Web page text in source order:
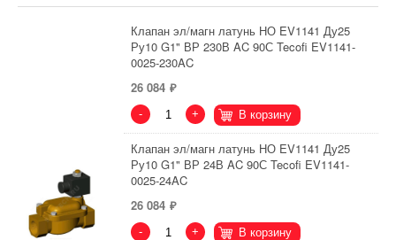
Клапан эл/магн латунь НО EV1141 Ду25
Ру10 G1" ВР 230В AC 90С Tecofi EV1141-
0025-230AC
26 084
- + В корзину
Клапан эл/магн латунь НО EV1141 Ду25
Ру10 G1" ВР 24В AC 90С Tecofi EV1141-
0025-24AC
26 084
- + В корзину